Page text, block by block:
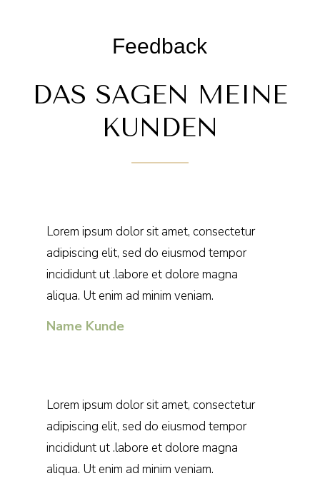
Feedback
DAS SAGEN MEINE
KUNDEN
Lorem ipsum dolor sit amet, consectetur
adipiscing elit, sed do eiusmod tempor
incididunt ut .labore et dolore magna
aliqua. Ut enim ad minim veniam.
Name Kunde
Lorem ipsum dolor sit amet, consectetur
adipiscing elit, sed do eiusmod tempor
incididunt ut .labore et dolore magna
aliqua. Ut enim ad minim veniam.